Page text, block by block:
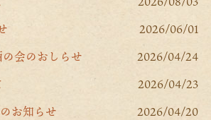
2026/06/01
会のおしらせ
2026/04/24
2026/04/23
お知らせ
2026/04/20